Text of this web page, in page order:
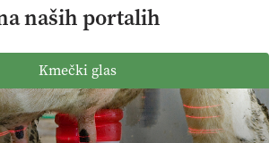
] Ekološka hrana: Resnica ali le dobra reklama?
@EUAgri #imcap #cap #eco #skp #vlog
09.07.2026
naših portalih
Kmečki glas